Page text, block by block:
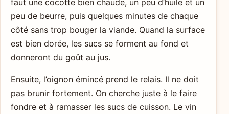
peu de beurre, puis quelques minutes de chaque
côté sans trop bouger la viande. Quand la surface
est bien dorée, les sucs se forment au fond et
donneront du goût au jus.
Ensuite, l’oignon émincé prend le relais. Il ne doit
pas brunir fortement. On cherche juste à le faire
fondre et à ramasser les sucs de cuisson. Le vin